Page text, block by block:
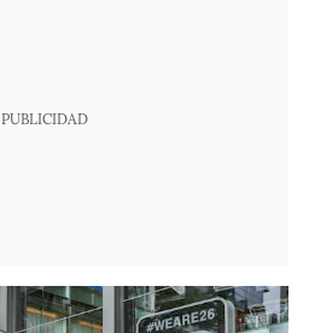
PUBLICIDAD